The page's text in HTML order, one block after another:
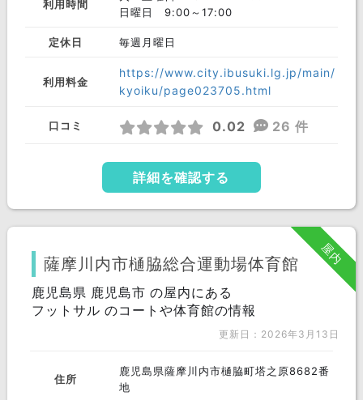
利用時間
日曜日 9:00～17:00
定休日 毎週月曜日
利用料金
https://www.city.ibusuki.lg.jp/main/
kyoiku/page023705.html
口コミ 0.02 26 件
詳細を確認する
屋内
薩摩川内市樋脇総合運動場体育館
鹿児島県 鹿児島市 の屋内にある
フットサル のコートや体育館の情報
更新日：2026年3月13日
住所
鹿児島県薩摩川内市樋脇町塔之原8682番
地